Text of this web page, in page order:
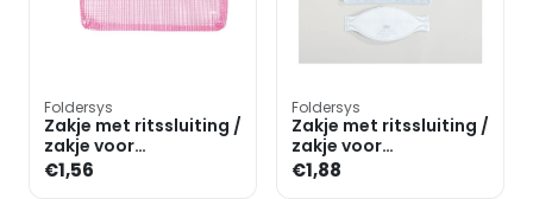
Foldersys
Zakje met ritssluiting /
zakje voor
mondmasker A6
»Fresh Colour«
€1,56
Foldersys
Zakje met ritssluiting /
zakje voor
mondmasker DL
»transparant«
€1,88